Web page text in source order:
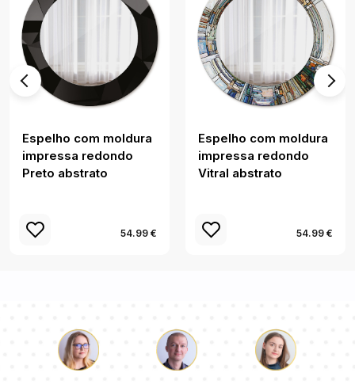
Espelho com moldura
impressa redondo
Preto abstrato
54.99 €
Espelho com moldura
impressa redondo
Vitral abstrato
54.99 €